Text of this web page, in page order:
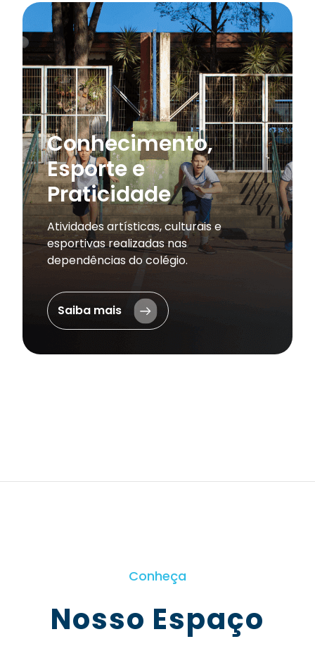
Conhecimento,
Esporte e
Praticidade
Atividades artísticas, culturais e
esportivas realizadas nas
dependências do colégio.
Saiba mais
Conheça
Nosso Espaço